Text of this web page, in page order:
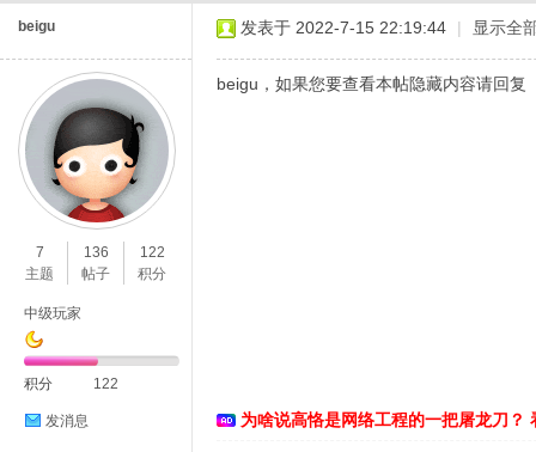
beigu
7
主题
136
帖子
122
积分
中级玩家
积分 122
发消息
发表于 2022-7-15 22:19:44 | 显示全
beigu，如果您要查看本帖隐藏内容请回复
为啥说高恪是网络工程的一把屠龙刀？